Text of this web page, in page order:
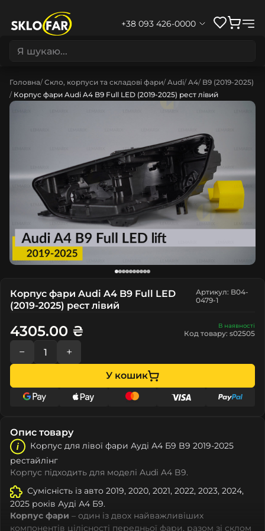
+38 093 426-0000
Головна Скло, корпуси та складові фари Audi A4 B9 (2019-2025)
Корпус фари Audi A4 B9 Full LED (2019-2025) рест лівий
Корпус фари Audi A4 B9 Full LED
(2019-2025) рест лівий
Артикул: B04-
0479-1
В наявності
Код товару: s02505
4305.00 ₴
− +
У кошик
Опис товару
Корпус для лівої фари Ауді А4 Б9 B9 2019-2025
рестайлінг
Корпус підходить для моделі Audi A4 B9.
Сумісність із авто 2019, 2020, 2021, 2022, 2023, 2024,
2025 років Ауді А4 Б9.
Корпус фари – один із двох найважливіших
компонентів цілісності передньої фари, разом зі склом